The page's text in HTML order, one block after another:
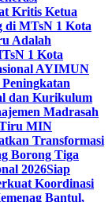
Kritis Ketua
di MTsN 1 Kota
Adalah
1 Kota
AYIMUN
dan Kurikulum
Madrasah
MIN
Transformasi
Borong Tiga
2026Siap
Koordinasi
Bantul,